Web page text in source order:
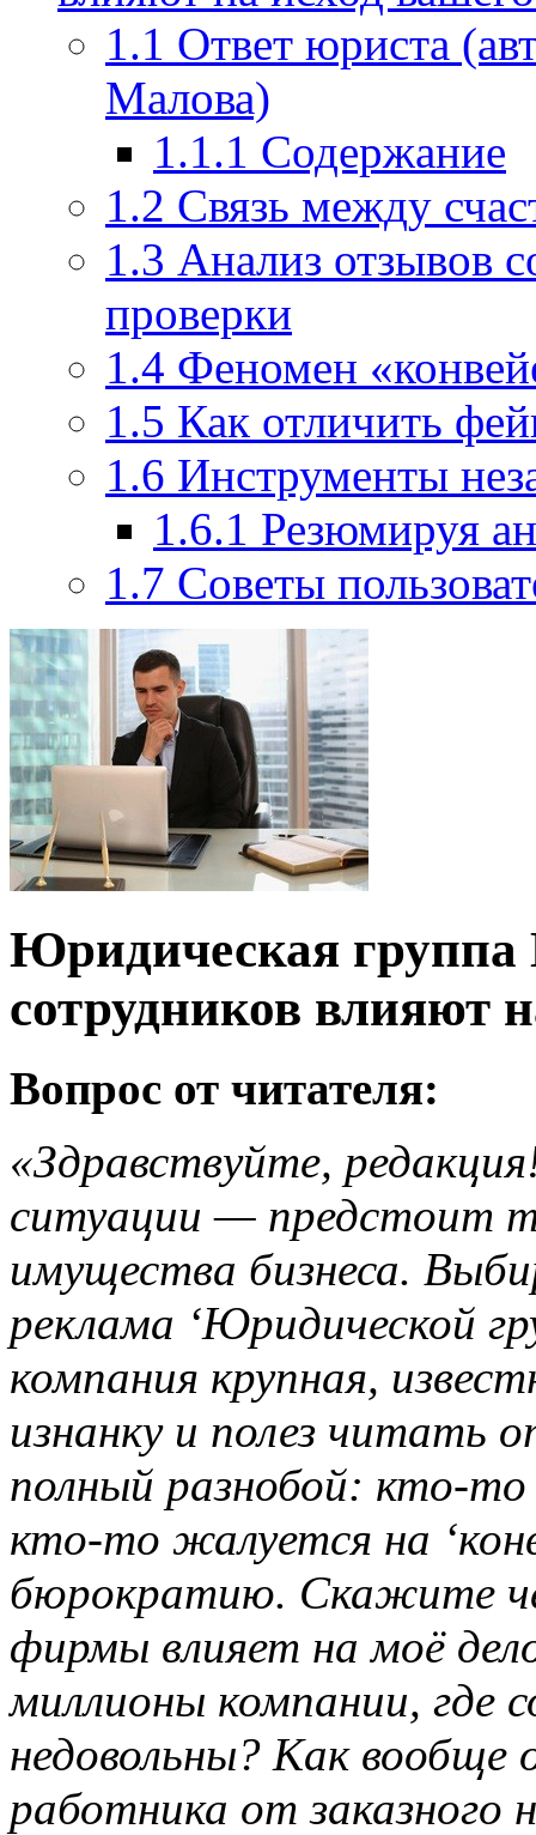
1.1 Ответ юриста
Малова)
1.1.1 Содержание
1.2 Связь между
1.3 Анализ отзывов
проверки
1.4 Феномен
1.5 Как отличить
1.6 Инструменты
1.6.1 Резюмируя
1.7 Советы
Юридическая
сотрудников влияют
Вопрос от читателя:
«Здравствуйте,
ситуации — предстоит
имущества бизнеса.
реклама ‘Юридической
компания крупная,
изнанку и полез читать
полный разнобой: кто-
кто-то жалуется на
бюрократию. Скажите
фирмы влияет на моё
миллионы компании, где
недовольны? Как
работника от заказного